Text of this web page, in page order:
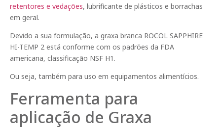
retentores e vedações, lubrificante de plásticos e borrachas
em geral.
Devido a sua formulação, a graxa branca ROCOL SAPPHIRE
HI-TEMP 2 está conforme com os padrões da FDA
americana, classificação NSF H1.
Ou seja, também para uso em equipamentos alimentícios.
Ferramenta para
aplicação de Graxa